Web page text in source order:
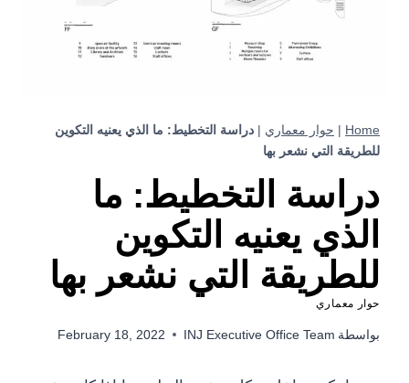
Home
| حوار معماري | دراسة التخطيط: ما الذي يعنيه التكوين
للطريقة التي نشعر بها
دراسة التخطيط: ما
الذي يعنيه التكوين
للطريقة التي نشعر بها
حوار معماري
بواسطة INJ Executive Office Team
February 18, 2022